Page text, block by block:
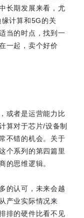
长期发展来看，尤
计算和5G的关
当的时点，找到一
一起，卖个好价
或者是运营能力比
算对于芯片/设备制
不错的机会。关于
个系列的第四篇里
的思维逻辑。
的认可，未来会越
产业实际情况来
排的硬件比看不见